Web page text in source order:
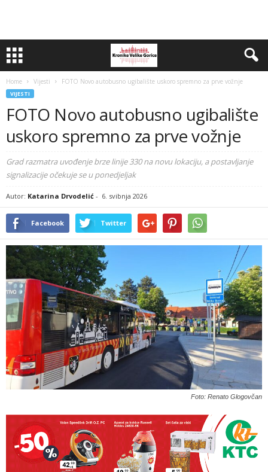
Home Vijesti FOTO Novo autobusno ugibalište uskoro spremno za prve vožnje
VIJESTI
FOTO Novo autobusno ugibalište
uskoro spremno za prve vožnje
Grad razmatra uvođenje brze linije 330 na novu lokaciju, a postavljanje
signalizacije očekuje se u ponedjeljak
Autor: Katarina Drvodelić - 6. svibnja 2026
Facebook Twitter
Foto: Renato Glogovčan